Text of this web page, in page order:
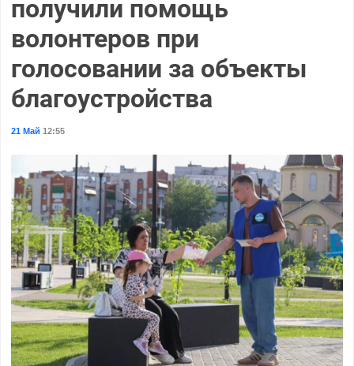
получили помощь
волонтеров при
голосовании за объекты
благоустройства
21 Май 12:55